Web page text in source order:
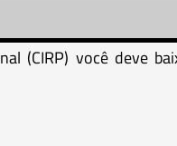
(CIRP) você deve